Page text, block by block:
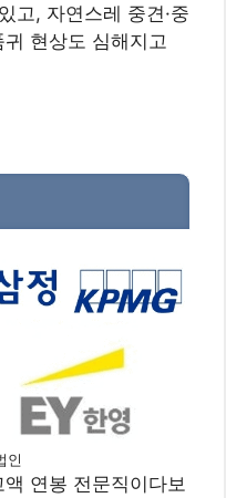
고, 자연스레 중견·중
현상도 심해지고
인
연봉 전문직이다보